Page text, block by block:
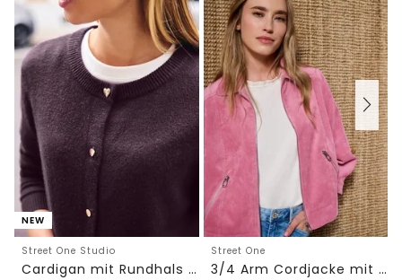
NEW
Street One Studio
Cardigan mit Rundhals und Knöpfen
Street One
3/4 Arm Cordjacke mit Hemdkragen